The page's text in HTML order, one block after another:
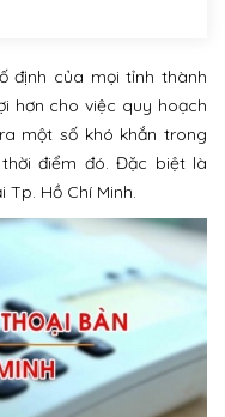
định của mọi tỉnh thành
hơn cho việc quy hoạch
một số khó khắn trong
điểm đó. Đặc biệt là
Hồ Chí Minh.